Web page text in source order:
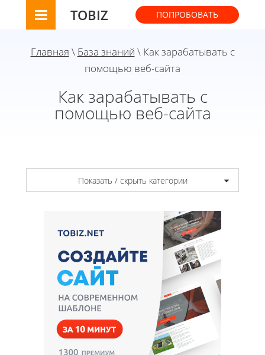
TOBIZ ПОПРОБОВАТЬ
Главная \ База знаний \ Как зарабатывать с
помощью веб-сайта
Как зарабатывать с
помощью веб-сайта
Показать / скрыть категории